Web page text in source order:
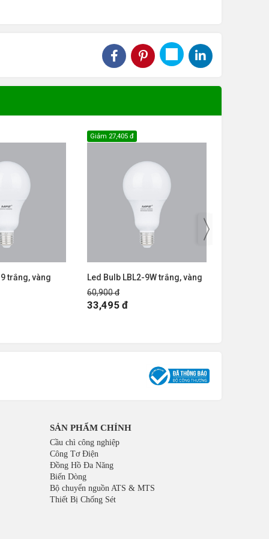
trắng, vàng
Led Bulb LBL2-9W trắng, vàng
60,900 đ
Giảm 27,405 đ
33,495 đ
SẢN PHẨM CHÍNH
Cầu chì công nghiệp
Công Tơ Điện
Đồng Hồ Đa Năng
Biến Dòng
Bộ chuyển nguồn ATS & MTS
Thiết Bị Chống Sét